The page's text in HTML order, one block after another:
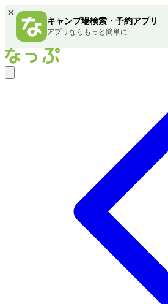
×
キャンプ場検索・予約アプリ
アプリならもっと簡単に